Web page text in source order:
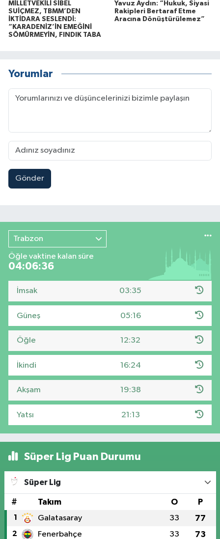
MİLLETVEKİLİ SİBEL
SUİÇMEZ, TBMM’DEN
İKTİDARA SESLENDİ:
“KARADENİZ’İN EMEĞİNİ
SÖMÜRMEYİN, FINDIK TABA
Yavuz Aydın: “Hukuk, Siyasi
Rakipleri Bertaraf Etme
Aracına Dönüştürülemez”
Yorumlar
Gönder
Trabzon
Öğle vaktine kalan süre
04:06:35
İmsak 03:35
Güneş 05:16
Öğle 12:32
İkindi 16:24
Akşam 19:38
Yatsı 21:13
Süper Lig Puan Durumu
Süper Lig
# Takım O P
1 Galatasaray 33 77
2 Fenerbahçe 33 73